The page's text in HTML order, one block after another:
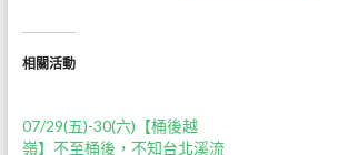
相關活動
07/29(五)-30(六)【桶後越
嶺】不至桶後，不知台北溪流